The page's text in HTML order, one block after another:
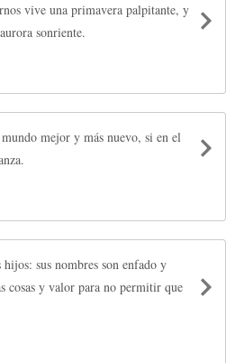
vive una primavera palpitante, y
sonriente.
mejor y más nuevo, si en el
sus nombres son enfado y
cosas y valor para no permitir que